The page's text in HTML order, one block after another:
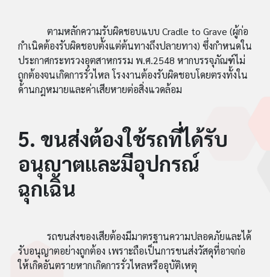
ตามหลักความรับผิดชอบแบบ Cradle to Grave (ผู้ก่อ
กำเนิดต้องรับผิดชอบตั้งแต่ต้นทางถึงปลายทาง) ซึ่งกำหนดใน
ประกาศกระทรวงอุตสาหกรรม พ.ศ.2548 หากบรรจุภัณฑ์ไม่
ถูกต้องจนเกิดการรั่วไหล โรงงานต้องรับผิดชอบโดยตรงทั้งใน
ด้านกฎหมายและค่าเสียหายต่อสิ่งแวดล้อม
5. ขนส่งต้องใช้รถที่ได้รับ
อนุญาตและมีอุปกรณ์
ฉุกเฉิน
รถขนส่งของเสียต้องมีมาตรฐานความปลอดภัยและได้
รับอนุญาตอย่างถูกต้อง เพราะถือเป็นการขนส่งวัสดุที่อาจก่อ
ให้เกิดอันตรายหากเกิดการรั่วไหลหรืออุบัติเหตุ